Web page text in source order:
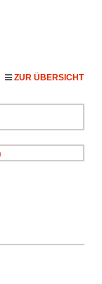
ZUR ÜBERSICHT